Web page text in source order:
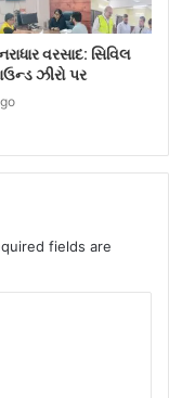
વરસાદ: સિવિલ
ઝીરો પર
fields are